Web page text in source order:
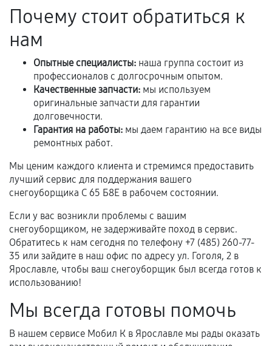
Установка была выполнена нашим сервисным
остается на стороне производителя или
продавца. За качество сторонних деталей
сервисный центр ответственности не несет.
Почему стоит обратиться к
нам
Опытные специалисты: наша группа состоит из
профессионалов с долгосрочным опытом.
Качественные запчасти: мы используем
оригинальные запчасти для гарантии
долговечности.
Гарантия на работы: мы даем гарантию на все виды
ремонтных работ.
Мы ценим каждого клиента и стремимся предоставить
лучший сервис для поддержания вашего
снегоуборщика С 65 Б8Е в рабочем состоянии.
Если у вас возникли проблемы с вашим
снегоуборщиком, не задерживайте поход в сервис.
Обратитесь к нам сегодня по телефону +7 (485) 260-77-
35 или зайдите в наш офис по адресу ул. Гоголя, 2 в
Ярославле, чтобы ваш снегоуборщик был всегда готов к
использованию!
Мы всегда готовы помочь
В нашем сервисе Мобил К в Ярославле мы рады оказать